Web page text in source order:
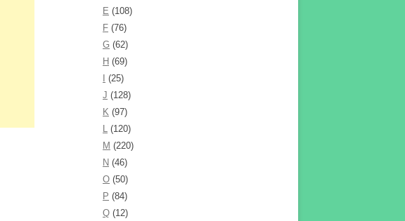
E (108)
F (76)
G (62)
H (69)
(25)
J (128)
K (97)
L (120)
M (220)
N (46)
O (50)
P (84)
Q (12)